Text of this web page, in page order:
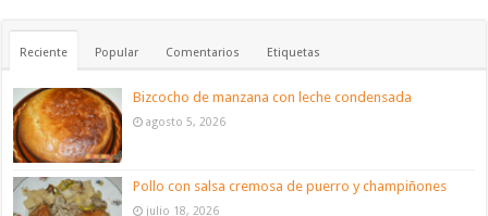
Reciente Popular Comentarios Etiquetas
Bizcocho de manzana con leche condensada
agosto 5, 2026
Pollo con salsa cremosa de puerro y champiñones
julio 18, 2026